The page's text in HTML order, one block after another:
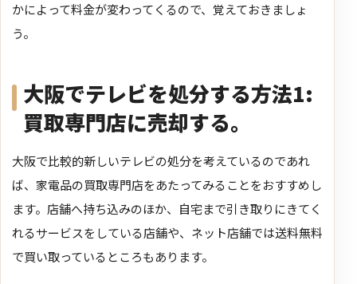
かによって料金が変わってくるので、覚えておきましょ
う。
大阪でテレビを処分する方法1:
買取専門店に売却する。
大阪で比較的新しいテレビの処分を考えているのであれ
ば、家電品の買取専門店をあたってみることをおすすめし
ます。店舗へ持ち込みのほか、自宅まで引き取りにきてく
れるサービスをしている店舗や、ネット店舗では送料無料
で買い取っているところもあります。